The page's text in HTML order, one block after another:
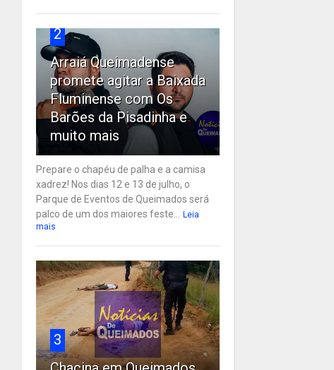
2
Arraiá Queimadense
promete agitar a Baixada
Fluminense com Os
Barões da Pisadinha e
muito mais
Prepare o chapéu de palha e a camisa
xadrez! Nos dias 12 e 13 de julho, o
Parque de Eventos de Queimados será
palco de um dos maiores feste...
Leia
mais
3